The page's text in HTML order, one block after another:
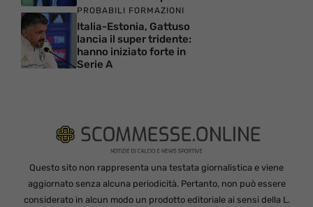
PROBABILI FORMAZIONI
Italia-Estonia, Gattuso
lancia il super tridente:
hanno iniziato forte in
Serie A
Questo sito non rappresenta una testata giornalistica e viene
aggiornato senza alcuna periodicità. Pertanto, non può essere
considerato in alcun modo un prodotto editoriale ai sensi della L.